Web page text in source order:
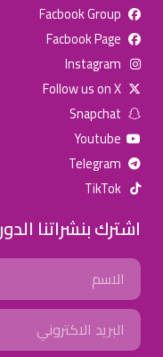
Facbook Group
Facbook Page
Instagram
Follow us on X
Snapchat
Youtube
Telegram
TikTok
اشترك بنشراتنا
Name
Email
للإعلان على منصة
جروب فيسبوك
تويتر (X)